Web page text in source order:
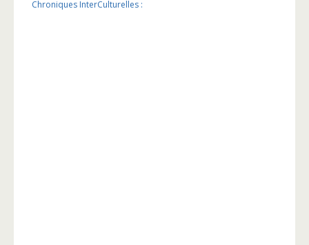
Chroniques InterCulturelles :